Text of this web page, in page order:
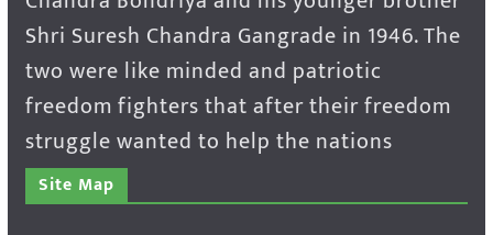
Shri Suresh Chandra Gangrade in 1946. The
two were like minded and patriotic
freedom fighters that after their freedom
struggle wanted to help the nations
Site Map